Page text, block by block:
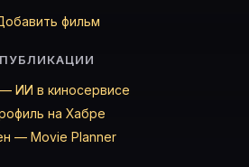
фильм
ПУБЛИКАЦИИ
ИИ в киносервисе
на Хабре
— Movie Planner